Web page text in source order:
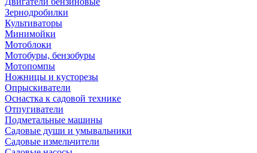
Зернодробилки
Культиваторы
Минимойки
Мотоблоки
Мотобуры, бензобуры
Мотопомпы
Ножницы и кусторезы
Опрыскиватели
Оснастка к садовой технике
Отпугиватели
Подметальные машины
Садовые души и умывальники
Садовые измельчители